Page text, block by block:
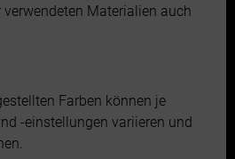
Materialien auch
Farben können je
-einstellungen variieren und